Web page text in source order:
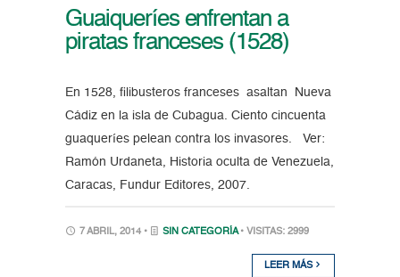
Guaiqueríes enfrentan a
piratas franceses (1528)
En 1528, filibusteros franceses asaltan Nueva
Cádiz en la isla de Cubagua. Ciento cincuenta
guaqueríes pelean contra los invasores. Ver:
Ramón Urdaneta, Historia oculta de Venezuela,
Caracas, Fundur Editores, 2007.
7 ABRIL, 2014 • SIN CATEGORÍA • VISITAS: 2999
LEER MÁS